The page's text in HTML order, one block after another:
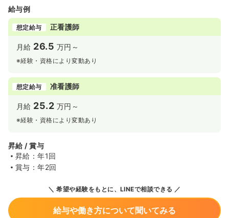
給与例
想定給与 正看護師
月給 26.5 万円～
※経験・資格により変動あり
想定給与 准看護師
月給 25.2 万円～
※経験・資格により変動あり
昇給 / 賞与
昇給：年1回
賞与：年2回
希望や経験をもとに、LINEで相談できる
給与や働き方について聞いてみる